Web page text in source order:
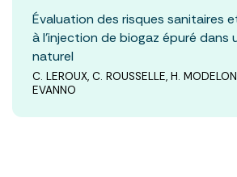
Évaluation des risques sanitaires
à l’injection de biogaz épuré dans
naturel
C. LEROUX, C. ROUSSELLE, H.
EVANNO